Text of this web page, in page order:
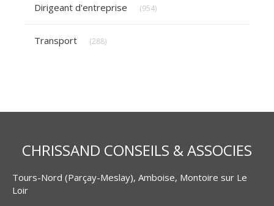
Dirigeant d'entreprise (954)
Transport (288)
CHRISSAND CONSEILS & ASSOCIES
Tours-Nord (Parçay-Meslay), Amboise, Montoire sur Le
Loir